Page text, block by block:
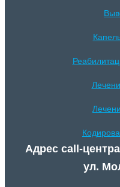
Адрес call-
ул.